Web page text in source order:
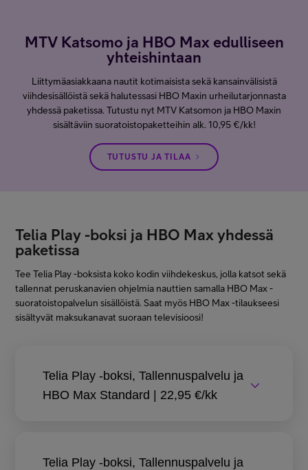
MTV Katsomo ja HBO Max edulliseen
yhteishintaan
Liittymäasiakkaana nautit kotimaisista sekä kansainvälisistä
viihdesisällöistä sekä halutessasi HBO Maxin urheilutarjonnasta
yhdessä paketissa. Tutustu nyt MTV Katsomon ja HBO Maxin
sisältäviin suoratoistopaketteihin alk. 10,95 €/kk!
TUTUSTU JA TILAA
Telia Play -boksi ja HBO Max yhdessä
paketissa
Tee Telia Play -boksista koko kodin viihdekeskus, jolla katsot sekä
tallennat peruskanavien ohjelmia nauttien samalla HBO Max -
suoratoistopalvelun sisällöistä. Saat myös HBO Max -tilaukseesi
sisältyvät maksukanavat suoraan televisioosi!
Telia Play -boksi, Tallennuspalvelu ja
HBO Max Standard | 22,95 €/kk
Telia Play -boksi, Tallennuspalvelu ja